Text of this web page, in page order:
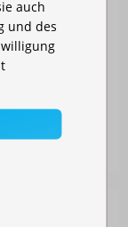
auch
und des